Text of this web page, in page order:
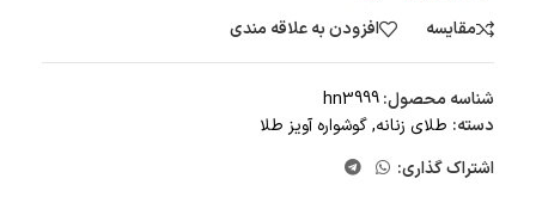
مقایسه
افزودن به علاقه مندی
شناسه محصول:hn3999
دسته: طلای زنانه,گوشواره آویز طلا
اشتراک گذاری: